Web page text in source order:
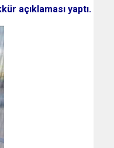
açıklaması yaptı.